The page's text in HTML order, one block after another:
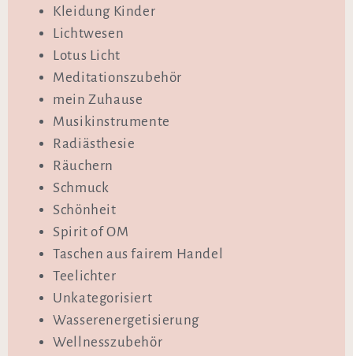
Kleidung Kinder
Lichtwesen
Lotus Licht
Meditationszubehör
mein Zuhause
Musikinstrumente
Radiästhesie
Räuchern
Schmuck
Schönheit
Spirit of OM
Taschen aus fairem Handel
Teelichter
Unkategorisiert
Wasserenergetisierung
Wellnesszubehör